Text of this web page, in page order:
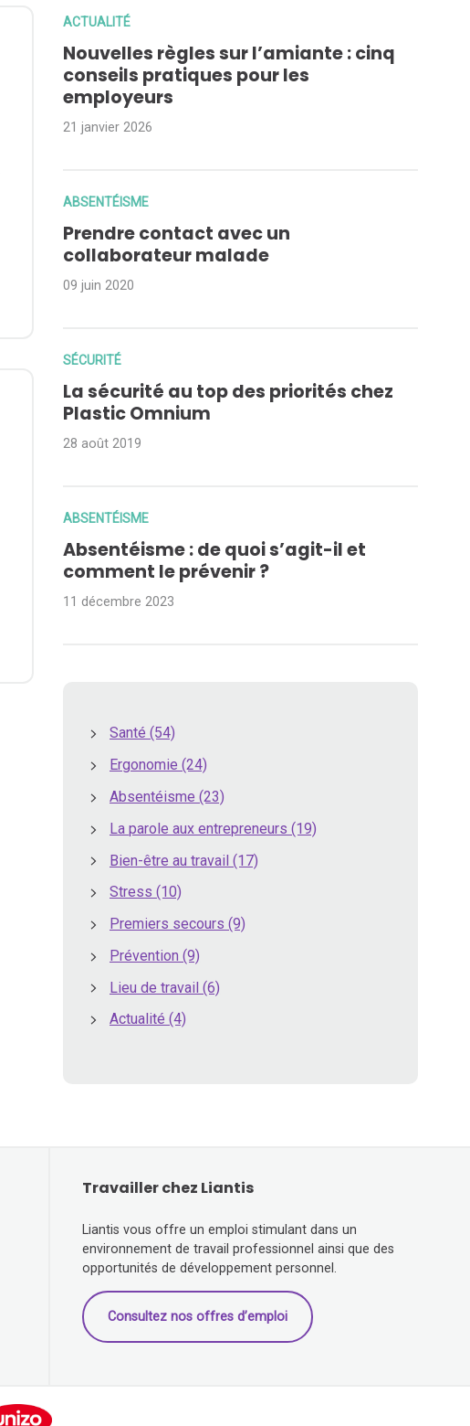
ACTUALITÉ
Nouvelles règles sur l’amiante : cinq
conseils pratiques pour les
employeurs
21 janvier 2026
ABSENTÉISME
Prendre contact avec un
collaborateur malade
09 juin 2020
SÉCURITÉ
La sécurité au top des priorités chez
Plastic Omnium
28 août 2019
ABSENTÉISME
Absentéisme : de quoi s’agit-il et
comment le prévenir ?
11 décembre 2023
Santé(54)
Ergonomie(24)
Absentéisme(23)
La parole aux entrepreneurs(19)
Bien-être au travail(17)
Stress(10)
Premiers secours(9)
Prévention(9)
Lieu de travail(6)
Actualité(4)
Travailler chez Liantis
Liantis vous offre un emploi stimulant dans un
environnement de travail professionnel ainsi que des
opportunités de développement personnel.
Consultez nos offres d’emploi